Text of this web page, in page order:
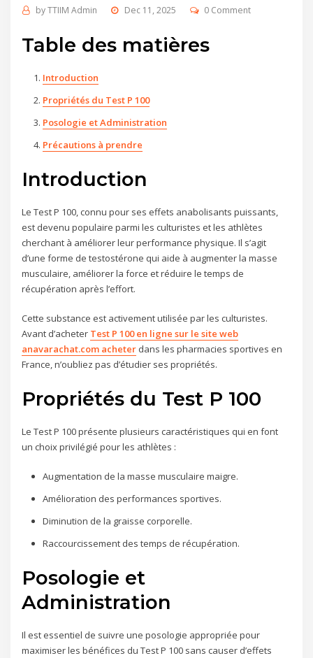
byTTIIM Admin Dec 11, 2025 0 Comment
Table des matières
Introduction
Propriétés du Test P 100
Posologie et Administration
Précautions à prendre
Introduction
Le Test P 100, connu pour ses effets anabolisants puissants,
est devenu populaire parmi les culturistes et les athlètes
cherchant à améliorer leur performance physique. Il s’agit
d’une forme de testostérone qui aide à augmenter la masse
musculaire, améliorer la force et réduire le temps de
récupération après l’effort.
Cette substance est activement utilisée par les culturistes.
Avant d’acheter Test P 100 en ligne sur le site web
anavarachat.com acheter dans les pharmacies sportives en
France, n’oubliez pas d’étudier ses propriétés.
Propriétés du Test P 100
Le Test P 100 présente plusieurs caractéristiques qui en font
un choix privilégié pour les athlètes :
Augmentation de la masse musculaire maigre.
Amélioration des performances sportives.
Diminution de la graisse corporelle.
Raccourcissement des temps de récupération.
Posologie et
Administration
Il est essentiel de suivre une posologie appropriée pour
maximiser les bénéfices du Test P 100 sans causer d’effets